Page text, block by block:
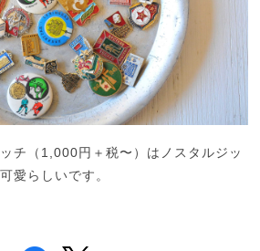
チ（1,000円＋税〜）はノスタルジッ
愛らしいです。